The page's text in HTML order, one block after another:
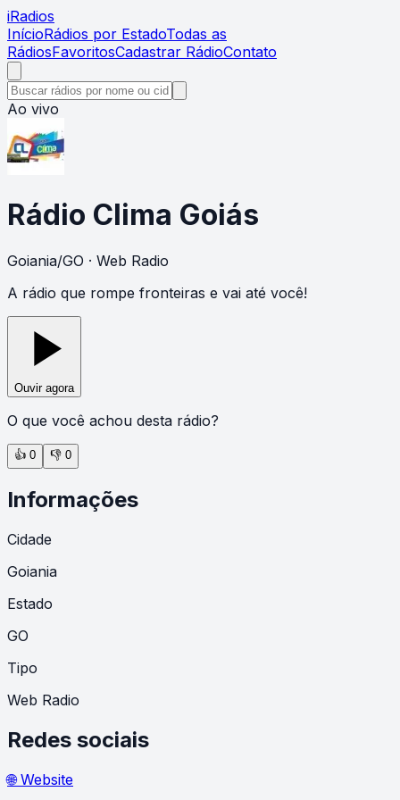
iRadios
InícioRádios por EstadoTodas as
RádiosFavoritosCadastrar RádioContato
Ao vivo
Rádio Clima Goiás
Goiania/GO · Web Radio
A rádio que rompe fronteiras e vai até você!
Ouvir agora
O que você achou desta rádio?
👍 0 👎 0
Informações
Cidade
Goiania
Estado
GO
Tipo
Web Radio
Redes sociais
🌐 Website